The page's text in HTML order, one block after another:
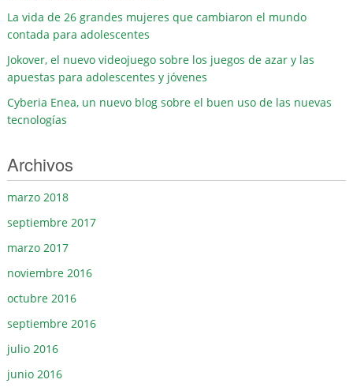
La vida de 26 grandes mujeres que cambiaron el mundo
contada para adolescentes
Jokover, el nuevo videojuego sobre los juegos de azar y las
apuestas para adolescentes y jóvenes
Cyberia Enea, un nuevo blog sobre el buen uso de las nuevas
tecnologías
Archivos
marzo 2018
septiembre 2017
marzo 2017
noviembre 2016
octubre 2016
septiembre 2016
julio 2016
junio 2016